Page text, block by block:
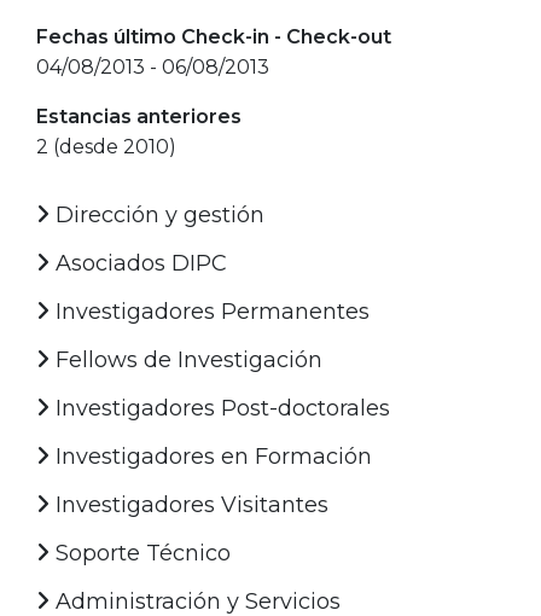
Fechas último Check-in - Check-out
04/08/2013 - 06/08/2013
Estancias anteriores
2 (desde 2010)
Dirección y gestión
Asociados DIPC
Investigadores Permanentes
Fellows de Investigación
Investigadores Post-doctorales
Investigadores en Formación
Investigadores Visitantes
Soporte Técnico
Administración y Servicios